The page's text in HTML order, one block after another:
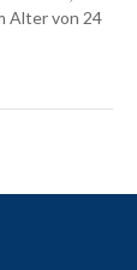
Alter von 24